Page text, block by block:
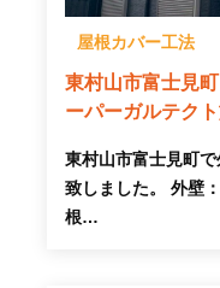
屋根カバー工法
東村山市富士見
ーパーガルテク
東村山市富士見町
致しました。 外壁
根…